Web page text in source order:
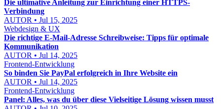
Die ultimative Anleitung zur Einrichtung einer HTTPS-
Verbindung
AUTOR • Jul 15, 2025
Webdesign & UX
Die richtige E-Mail-Adresse Schreibweise: Tipps für optimale
Kommunikation
AUTOR • Jul 14, 2025
Frontend-Entwicklung
So binden Sie PayPal erfolgreich in Ihre Website ein
AUTOR • Jul 14, 2025
Frontend-Entwicklung
Panel: Alles, was du über diese Vielseitige Lösung wissen musst